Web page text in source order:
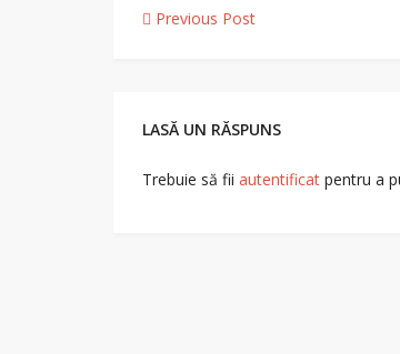
Navigare
Previous Post
LASĂ UN RĂSPUNS
Trebuie să fii autentificat pentru a